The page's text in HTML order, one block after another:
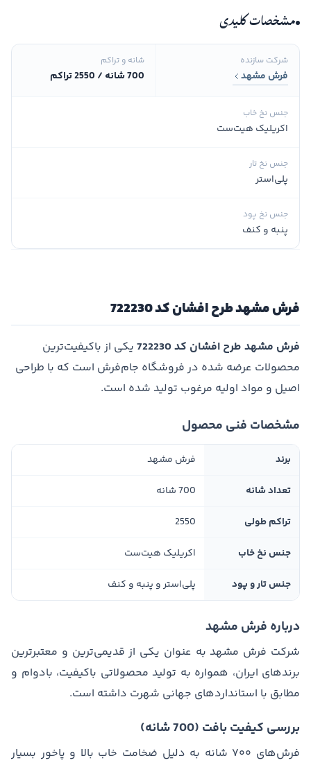
مشخصات کلیدی
شرکت سازنده
فرش مشهد
شانه و تراکم
700 شانه / 2550 تراکم
جنس نخ خاب
اکریلیک هیت‌ست
جنس نخ تار
پلی‌استر
جنس نخ پود
پنبه و کنف
فرش مشهد طرح افشان کد 722230
فرش مشهد طرح افشان کد 722230
یکی از باکیفیت‌ترین
محصولات عرضه شده در فروشگاه جام‌فرش است که با طراحی
اصیل و مواد اولیه مرغوب تولید شده است.
مشخصات فنی محصول
برند فرش مشهد
تعداد شانه 700 شانه
تراکم طولی 2550
جنس نخ خاب اکریلیک هیت‌ست
جنس تار و پود پلی‌استر و پنبه و کنف
درباره فرش مشهد
شرکت فرش مشهد به عنوان یکی از قدیمی‌ترین و معتبرترین
برندهای ایران، همواره به تولید محصولاتی باکیفیت، بادوام و
مطابق با استانداردهای جهانی شهرت داشته است.
بررسی کیفیت بافت (700 شانه)
فرش‌های ۷۰۰ شانه به دلیل ضخامت خاب بالا و پاخور بسیار